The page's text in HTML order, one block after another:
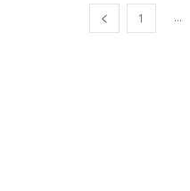
1 ...